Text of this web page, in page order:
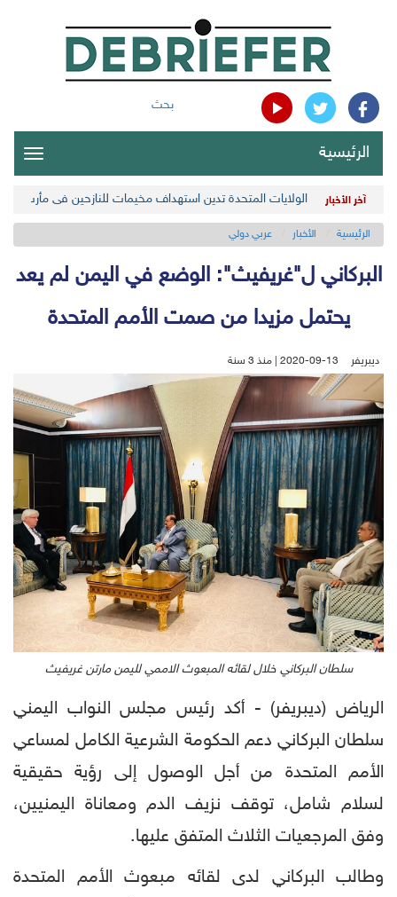
بحث
الرئيسية
آخر الأخبار الولايات المتحدة تدين استهداف مخيمات للنازحين في مأرب
الرئيسية الأخبار عربي دولي
البركاني ل"غريفيث": الوضع في اليمن لم يعد
يحتمل مزيدا من صمت الأمم المتحدة
ديبريفر 2020-09-13 | منذ 3 سنة
سلطان البركاني خلال لقائه المبعوث الاممي لليمن مارتن غريفيث
الرياض (ديبريفر) - أكد رئيس مجلس النواب اليمني
سلطان البركاني دعم الحكومة الشرعية الكامل لمساعي
الأمم المتحدة من أجل الوصول إلى رؤية حقيقية
لسلام شامل، توقف نزيف الدم ومعاناة اليمنيين،
وفق المرجعيات الثلاث المتفق عليها.
وطالب البركاني لدى لقائه مبعوث الأمم المتحدة